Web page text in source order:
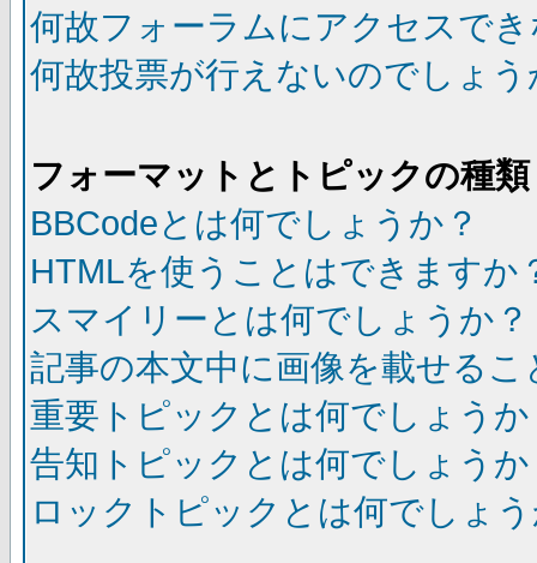
何故フォーラムにアクセスで
何故投票が行えないのでしょう
フォーマットとトピックの種類
BBCodeとは何でしょうか？
HTMLを使うことはできますか
スマイリーとは何でしょうか？
記事の本文中に画像を載せる
重要トピックとは何でしょうか
告知トピックとは何でしょうか
ロックトピックとは何でしょ